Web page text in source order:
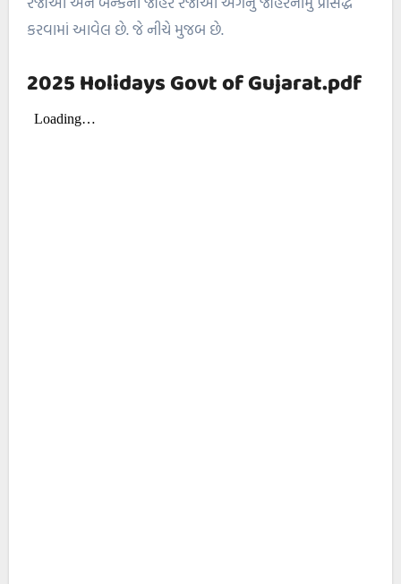
કરવામાં આવેલ છે. જે નીચે મુજબ છે.
2025 Holidays Govt of Gujarat.pdf